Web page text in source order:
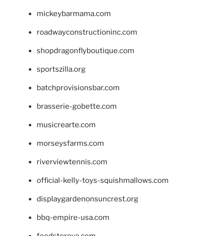
mickeybarmama.com
roadwayconstructioninc.com
shopdragonflyboutique.com
sportszilla.org
batchprovisionsbar.com
brasserie-gobette.com
musicrearte.com
morseysfarms.com
riverviewtennis.com
official-kelly-toys-squishmallows.com
displaygardenonsuncrest.org
bbq-empire-usa.com